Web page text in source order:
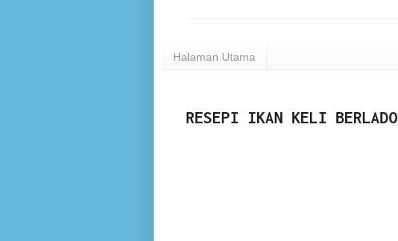
Halaman Utama
RESEPI IKAN KELI BERLADO